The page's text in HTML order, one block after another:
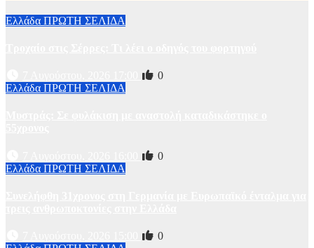
Ελλάδα ΠΡΩΤΗ ΣΕΛΙΔΑ
0
Ελλάδα ΠΡΩΤΗ ΣΕΛΙΔΑ
0
Ελλάδα ΠΡΩΤΗ ΣΕΛΙΔΑ
0